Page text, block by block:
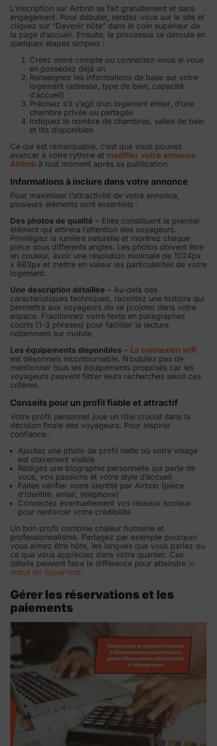
L’inscription sur Airbnb se fait gratuitement et sans
engagement. Pour débuter, rendez-vous sur le site et
cliquez sur “Devenir hôte” dans le coin supérieur de
la page d’accueil. Ensuite, le processus se déroule en
quelques étapes simples :
Créez votre compte ou connectez-vous si vous
en possédez déjà un
Renseignez les informations de base sur votre
logement (adresse, type de bien, capacité
d’accueil)
Précisez s’il s’agit d’un logement entier, d’une
chambre privée ou partagée
Indiquez le nombre de chambres, salles de bain
et lits disponibles
Ce qui est remarquable, c’est que vous pouvez
avancer à votre rythme et modifier votre annonce
Airbnb à tout moment après sa publication.
Informations à inclure dans votre annonce
Pour maximiser l’attractivité de votre annonce,
plusieurs éléments sont essentiels :
Des photos de qualité – Elles constituent le premier
élément qui attirera l’attention des voyageurs.
Privilégiez la lumière naturelle et montrez chaque
pièce sous différents angles. Les photos doivent être
en couleur, avoir une résolution minimale de 1024px
x 683px et mettre en valeur les particularités de votre
logement.
Une description détaillée – Au-delà des
caractéristiques techniques, racontez une histoire qui
permettra aux voyageurs de se projeter dans votre
espace. Fractionnez votre texte en paragraphes
courts (1-3 phrases) pour faciliter la lecture,
notamment sur mobile.
Les équipements disponibles – La connexion wifi
est désormais incontournable. N’oubliez pas de
mentionner tous les équipements proposés car les
voyageurs peuvent filtrer leurs recherches selon ces
critères.
Conseils pour un profil fiable et attractif
Votre profil personnel joue un rôle crucial dans la
décision finale des voyageurs. Pour inspirer
confiance :
Ajoutez une photo de profil nette où votre visage
est clairement visible
Rédigez une biographie personnelle qui parle de
vous, vos passions et votre style d’accueil
Faites vérifier votre identité par Airbnb (pièce
d’identité, email, téléphone)
Connectez éventuellement vos réseaux sociaux
pour renforcer votre crédibilité
Un bon profil combine chaleur humaine et
professionnalisme. Partagez par exemple pourquoi
vous aimez être hôte, les langues que vous parlez ou
ce que vous appréciez dans votre quartier. Ces
détails peuvent faire la différence pour atteindre le
statut de Superhost.
Gérer les réservations et les
paiements